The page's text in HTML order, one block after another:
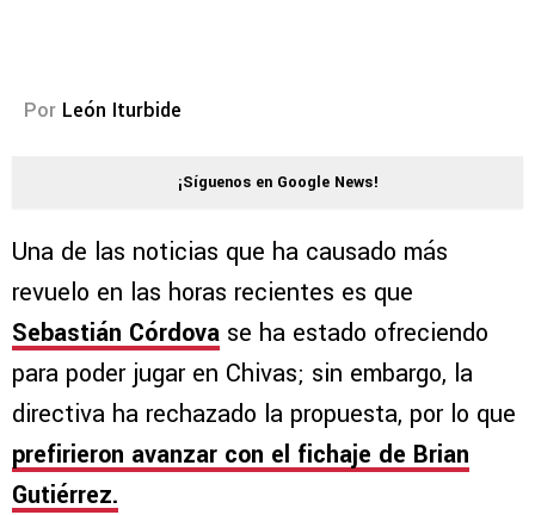
Por León Iturbide
¡Síguenos en Google News!
Una de las noticias que ha causado más
revuelo en las horas recientes es que
Sebastián Córdova se ha estado ofreciendo
para poder jugar en Chivas; sin embargo, la
directiva ha rechazado la propuesta, por lo que
prefirieron avanzar con el fichaje de Brian
Gutiérrez.